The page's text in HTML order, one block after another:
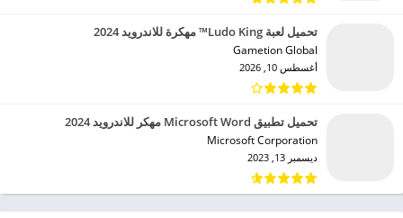
تحميل لعبة Ludo King™ مهكرة للاندرويد 2024
Gametion Global‏
أغسطس 10, 2026
تحميل تطبيق Microsoft Word مهكر للاندرويد 2024
Microsoft Corporation‏
ديسمبر 13, 2023